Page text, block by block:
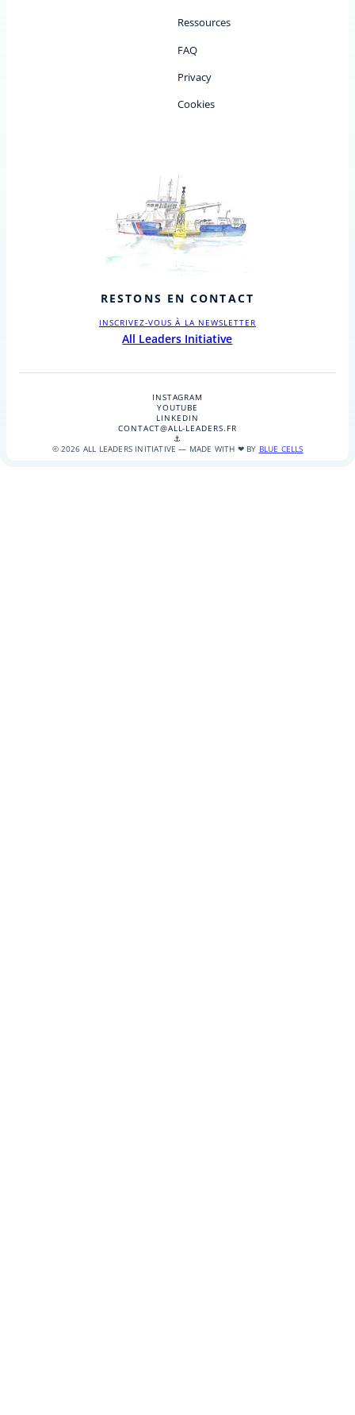
Ressources
FAQ
Privacy
Cookies
RESTONS EN CONTACT
INSCRIVEZ-VOUS À LA NEWSLETTER
All Leaders Initiative
INSTAGRAM
YOUTUBE
LINKEDIN
CONTACT@ALL-LEADERS.FR
⚓
© 2026 ALL LEADERS INITIATIVE — MADE WITH ❤ BY BLUE CELLS